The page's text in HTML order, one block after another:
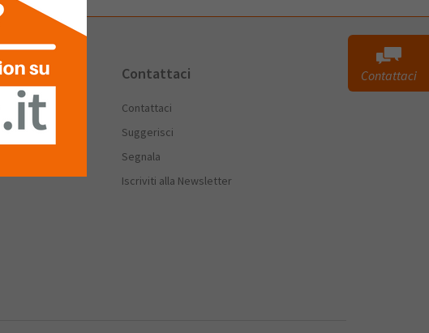
Contattaci
Contattaci
Suggerisci
Segnala
Iscriviti alla Newsletter
Contattaci